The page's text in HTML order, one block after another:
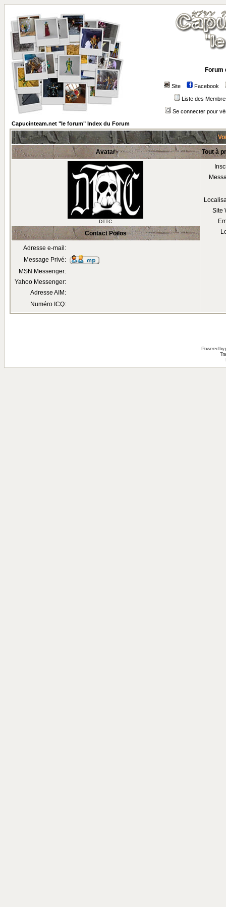
Forum
Site Facebook
Liste des
Se connecter pour
Capucinteam.net "le forum" Index du Forum
Avatar Tout à
DTTC
Site
Contact Poilos
Adresse e-mail:
Message Privé:
MSN Messenger:
Yahoo Messenger:
Adresse AIM:
Numéro ICQ:
Powered by